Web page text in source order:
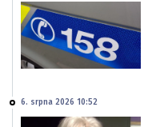
6. srpna 2026 10:52